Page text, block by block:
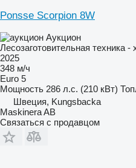
Ponsse Scorpion 8W
Аукцион
Лесозаготовительная техника -
2025
348 м/ч
Euro 5
Мощность 286 л.с. (210 кВт)
Швеция, Kungsbacka
Maskinera AB
Связаться с продавцом